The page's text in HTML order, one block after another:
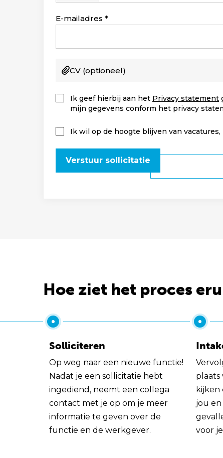
Staten
+1
E-mailadres
CV (optioneel)
Ik geef hierbij aan het Privacy statement
mijn gegevens conform het privacy
Ik wil op de hoogte blijven van
Verstuur sollicitatie
Hoe ziet het proces
Solliciteren
Op weg naar een nieuwe functie!
Nadat je een sollicitatie hebt
ingediend, neemt een collega
contact met je op om je meer
informatie te geven over de
functie en de werkgever.
plaats
kijken
jou en
voor